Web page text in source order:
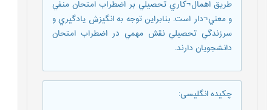
طريق اهمال¬كاري تحصيلي بر اضطراب امتحان منفي
و معني¬دار است. بنابراين توجه به انگيزش يادگيري و
سرزندگي تحصيلي نقش مهمي در اضطراب امتحان
دانشجويان دارند.
چکیده انگلیسی: